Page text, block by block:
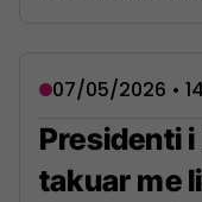
07/05/2026 •
Presidenti
takuar me